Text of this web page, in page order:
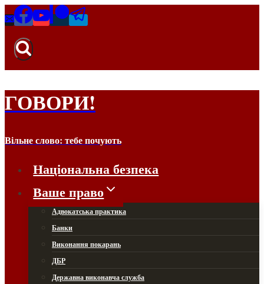
Перейти
до
вмісту
ГОВОРИ!
Вільне слово: тебе почують
Національна безпека
Ваше право
Адвокатська практика
Банки
Виконання покарань
ДБР
Державна виконавча служба